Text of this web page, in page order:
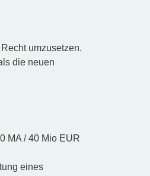
umzusetzen.
die neuen
MA / 40 Mio EUR
eines